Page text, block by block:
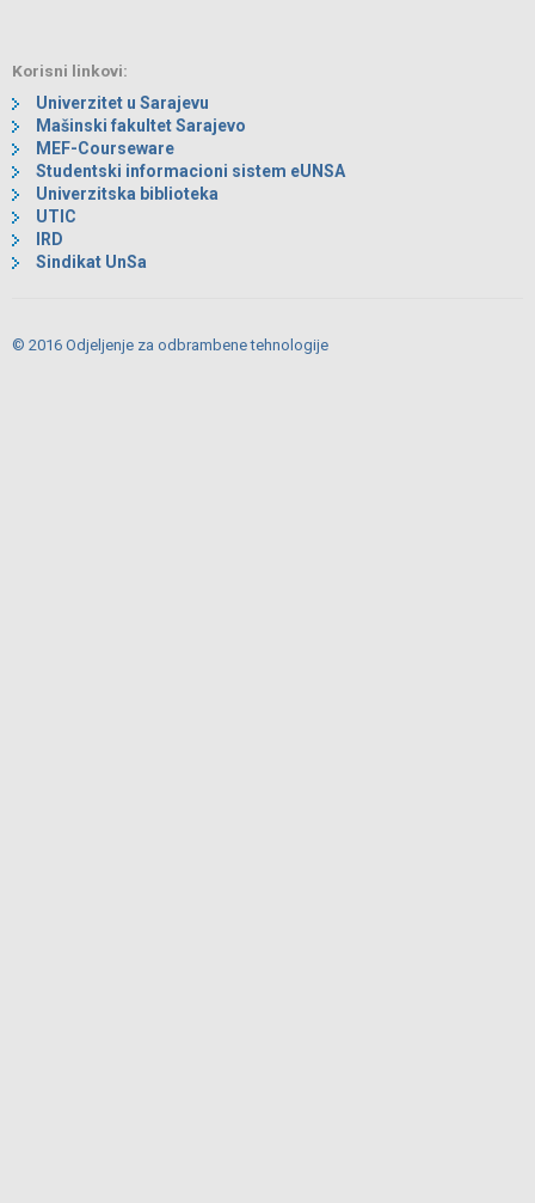
Korisni linkovi:
Univerzitet u Sarajevu
Mašinski fakultet Sarajevo
MEF-Courseware
Studentski informacioni sistem eUNSA
Univerzitska biblioteka
UTIC
IRD
Sindikat UnSa
© 2016 Odjeljenje za odbrambene tehnologije